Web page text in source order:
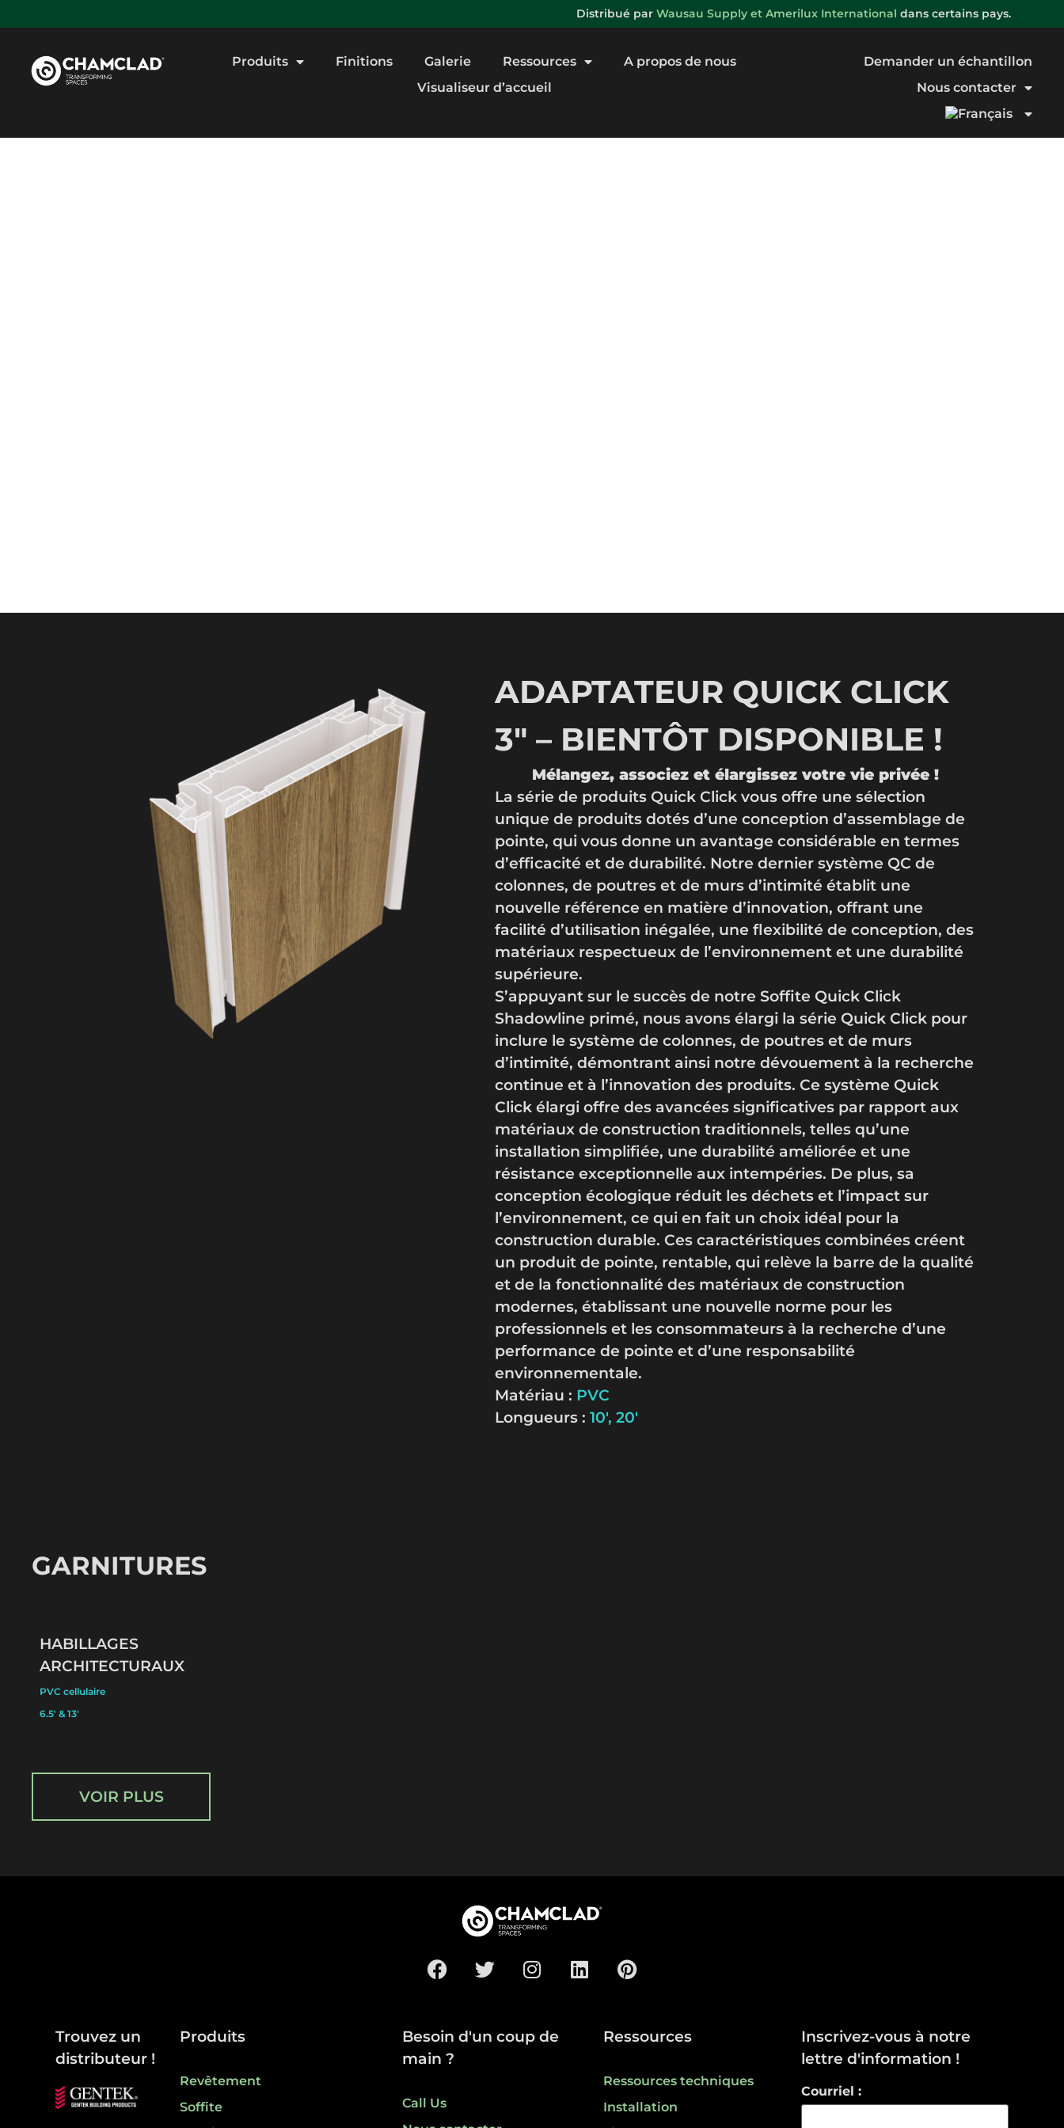
Distribué par Wausau Supply et Amerilux International dans certains pays.
Produits Finitions Galerie Ressources
A propos de nous
Visualiseur d’accueil
Demander un échantillon
Nous contacter
ADAPTATEUR QUICK CLICK
3″ – BIENTÔT DISPONIBLE !
Mélangez, associez et élargissez votre vie privée !
La série de produits Quick Click vous offre une sélection
unique de produits dotés d’une conception d’assemblage de
pointe, qui vous donne un avantage considérable en termes
d’efficacité et de durabilité. Notre dernier système QC de
colonnes, de poutres et de murs d’intimité établit une
nouvelle référence en matière d’innovation, offrant une
facilité d’utilisation inégalée, une flexibilité de conception, des
matériaux respectueux de l’environnement et une durabilité
supérieure.
S’appuyant sur le succès de notre Soffite Quick Click
Shadowline primé, nous avons élargi la série Quick Click pour
inclure le système de colonnes, de poutres et de murs
d’intimité, démontrant ainsi notre dévouement à la recherche
continue et à l’innovation des produits. Ce système Quick
Click élargi offre des avancées significatives par rapport aux
matériaux de construction traditionnels, telles qu’une
installation simplifiée, une durabilité améliorée et une
résistance exceptionnelle aux intempéries. De plus, sa
conception écologique réduit les déchets et l’impact sur
l’environnement, ce qui en fait un choix idéal pour la
construction durable. Ces caractéristiques combinées créent
un produit de pointe, rentable, qui relève la barre de la qualité
et de la fonctionnalité des matériaux de construction
modernes, établissant une nouvelle norme pour les
professionnels et les consommateurs à la recherche d’une
performance de pointe et d’une responsabilité
environnementale.
Matériau : PVC
Longueurs : 10′, 20′
GARNITURES
HABILLAGES
ARCHITECTURAUX
PVC cellulaire
6.5′ & 13′
VOIR PLUS
Trouvez un
distributeur !
Produits
Revêtement
Soffite
Besoin d'un coup de
main ?
Call Us
Ressources
Ressources techniques
Installation
Inscrivez-vous à notre
lettre d'information !
Courriel :